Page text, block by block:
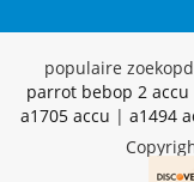
populaire
parrot bebop 2 accu
a1705 accu | a1494